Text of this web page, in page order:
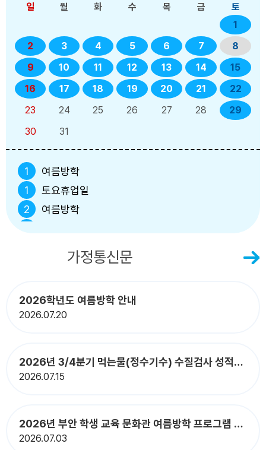
일 월 화 수 목 금
토
1
2
3 4 5 6 7
8
9
10 11 12 13 14
15
16
17 18 19 20 21
22
23
24 25 26 27 28
29
30
31
1
여름방학
1
토요휴업일
2
여름방학
여름방학
여름방학
7
여름방학
9
여름방학
10
여름방학
12
여름방학
13
여름방학
가정통신문
2026학년도 여름방학 안내
2026 07.20
2026년 3/4분기 먹는물(정수기수) 수질검사 성적서 공개
2026 07.15
2026년 부안 학생 교육 문화관 여름방학 프로그램 안내
2026 07.03